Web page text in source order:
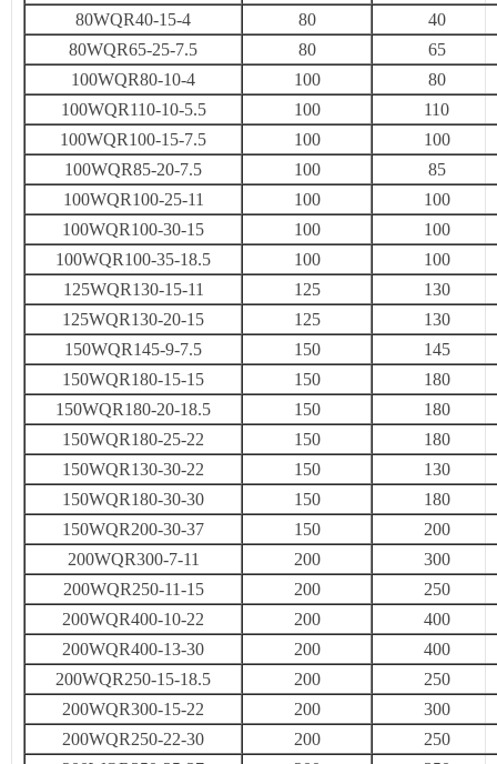
80WQR40-15-4
80
40
80WQR65-25-7.5
80
65
100WQR80-10-4
100
80
100WQR110-10-5.5
100
110
100WQR100-15-7.5
100
100
100WQR85-20-7.5
100
85
100WQR100-25-11
100
100
100WQR100-30-15
100
100
100WQR100-35-18.5
100
100
125WQR130-15-11
125
130
125WQR130-20-15
125
130
150WQR145-9-7.5
150
145
150WQR180-15-15
150
180
150WQR180-20-18.5
150
180
150WQR180-25-22
150
180
150WQR130-30-22
150
130
150WQR180-30-30
150
180
150WQR200-30-37
150
200
200WQR300-7-11
200
300
200WQR250-11-15
200
250
200WQR400-10-22
200
400
200WQR400-13-30
200
400
200WQR250-15-18.5
200
250
200WQR300-15-22
200
300
200WQR250-22-30
200
250